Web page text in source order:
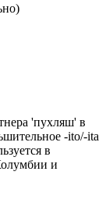
'пухляш' в
-ito/-ita
в
и